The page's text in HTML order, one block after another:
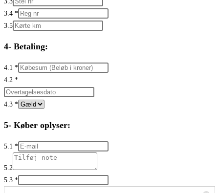
3.4 *
3.5
4- Betaling:
4.1 *
4.2 *
4.3 *
5- Køber oplyser:
5.1 *
5.2
5.3 *